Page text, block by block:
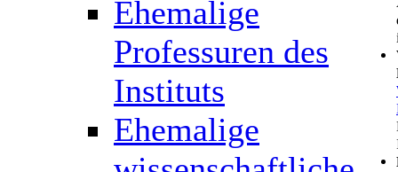
Ehemalige
Professuren des
Instituts
Ehemalige